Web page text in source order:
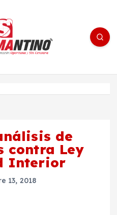
- medios/noticias/editorial
de
contra Ley
Interior
13, 2018